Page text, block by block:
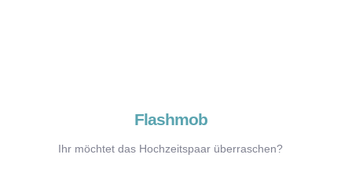
Flashmob
Ihr möchtet das Hochzeitspaar überraschen?